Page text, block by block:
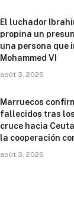
El luchador
propina un
una persona que
Mohammed VI
août 3, 2026
Marruecos
fallecidos tras
cruce hacia
la cooperación
août 3, 2026